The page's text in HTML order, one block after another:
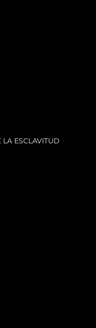
ESCLAVITUD